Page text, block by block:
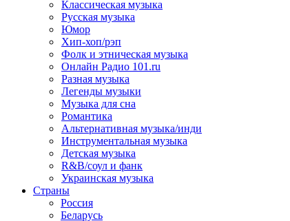
Классическая музыка
Русская музыка
Юмор
Хип-хоп/рэп
Фолк и этническая музыка
Онлайн Радио 101.ru
Разная музыка
Легенды музыки
Музыка для сна
Романтика
Альтернативная музыка/инди
Инструментальная музыка
Детская музыка
R&B/cоул и фанк
Украинская музыка
Страны
Россия
Беларусь